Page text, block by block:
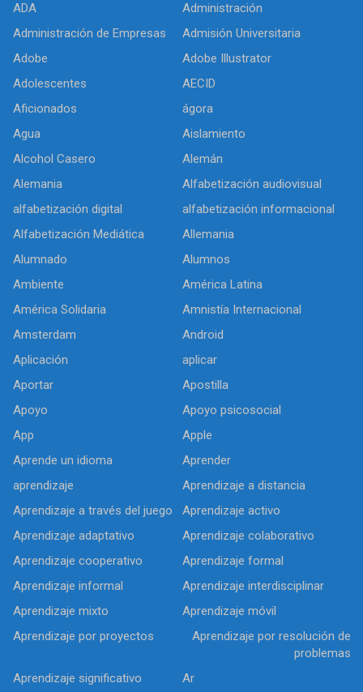
ADA
Administración
Administración de Empresas
Admisión Universitaria
Adobe
Adobe Illustrator
Adolescentes
AECID
Aficionados
ágora
Agua
Aislamiento
Alcohol Casero
Alemán
Alemania
Alfabetización audiovisual
alfabetización digital
alfabetización informacional
Alfabetización Mediática
Allemania
Alumnado
Alumnos
Ambiente
América Latina
América Solidaria
Amnistía Internacional
Amsterdam
Android
Aplicación
aplicar
Aportar
Apostilla
Apoyo
Apoyo psicosocial
App
Apple
Aprende un idioma
Aprender
aprendizaje
Aprendizaje a distancia
Aprendizaje a través del juego
Aprendizaje activo
Aprendizaje adaptativo
Aprendizaje colaborativo
Aprendizaje cooperativo
Aprendizaje formal
Aprendizaje informal
Aprendizaje interdisciplinar
Aprendizaje mixto
Aprendizaje móvil
Aprendizaje por proyectos
Aprendizaje por resolución de
problemas
Aprendizaje significativo
Ar